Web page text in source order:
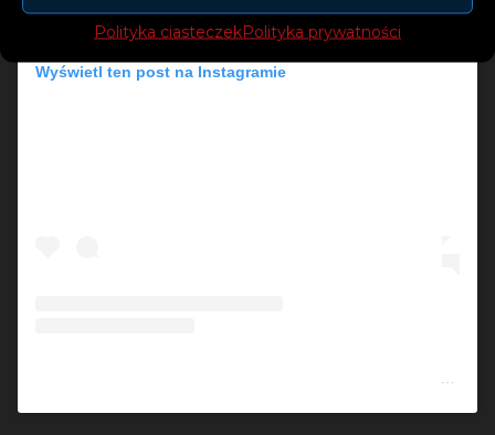
Polityka ciasteczekPolityka prywatności
Wyświetl ten post na Instagramie